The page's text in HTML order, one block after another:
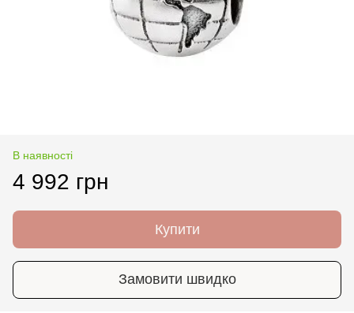
В наявності
4 992 грн
Купити
Замовити швидко